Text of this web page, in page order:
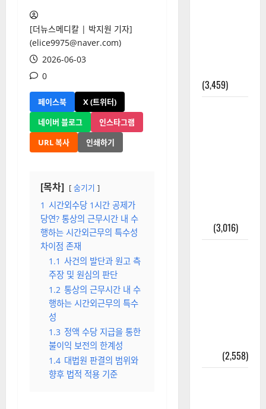
[더뉴스메디칼 | 박지원 기자]
(elice9975@naver.com)
2026-06-03
0
페이스북
X (트위터)
네이버 블로그
인스타그램
URL 복사
인쇄하기
[목차] 숨기기
1 시간외수당 1시간 공제가
당연? 통상의 근무시간 내 수
행하는 시간외근무의 특수성
차이점 존재
1.1 사건의 발단과 원고 측
주장 및 원심의 판단
1.2 통상의 근무시간 내 수
행하는 시간외근무의 특수
성
1.3 정액 수당 지급을 통한
불이익 보전의 한계성
1.4 대법원 판결의 범위와
향후 법적 적용 기준
(3,459)
(3,016)
(2,558)